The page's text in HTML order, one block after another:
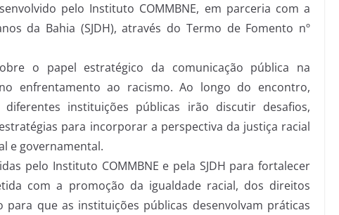
pelo Instituto COMMBNE, em parceria com a
da Bahia (SJDH), através do Termo de Fomento nº
o papel estratégico da comunicação pública na
enfrentamento ao racismo. Ao longo do encontro,
instituições públicas irão discutir desafios,
para incorporar a perspectiva da justiça racial
e governamental.
pelo Instituto COMMBNE e pela SJDH para fortalecer
com a promoção da igualdade racial, dos direitos
que as instituições públicas desenvolvam práticas